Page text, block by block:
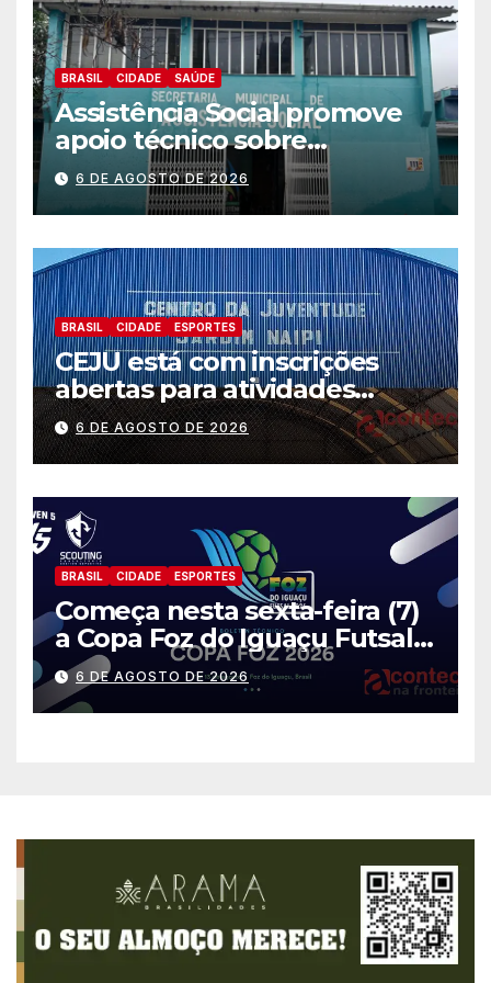
BRASIL CIDADE SAÚDE
Assistência Social promove
apoio técnico sobre
preparação e resposta a
situações de emergência e
calamidade pública
6 DE AGOSTO DE 2026
BRASIL CIDADE ESPORTES
CEJU está com inscrições
abertas para atividades
gratuitas
6 DE AGOSTO DE 2026
BRASIL CIDADE ESPORTES
Começa nesta sexta-feira (7)
a Copa Foz do Iguaçu Futsal
2026 com equipes de quatro
países
6 DE AGOSTO DE 2026